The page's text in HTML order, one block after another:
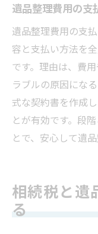
遺品整理費用の支
遺品整理費用の支
容と支払い方法を
です。理由は、費
ラブルの原因にな
式な契約書を作成
とが有効です。段
とで、安心して遺
相続税と遺
る